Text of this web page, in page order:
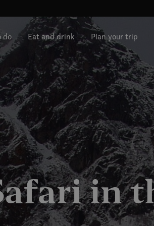
do Eat and drink Plan your trip
in